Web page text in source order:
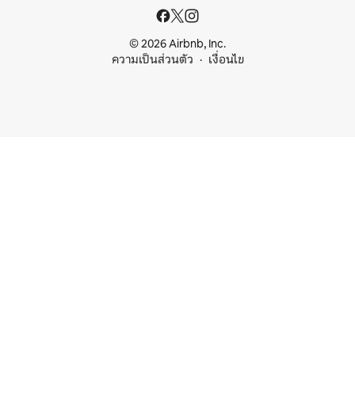
© 2026 Airbnb, Inc.
ความเป็นส่วนตัว
เงื่อนไข